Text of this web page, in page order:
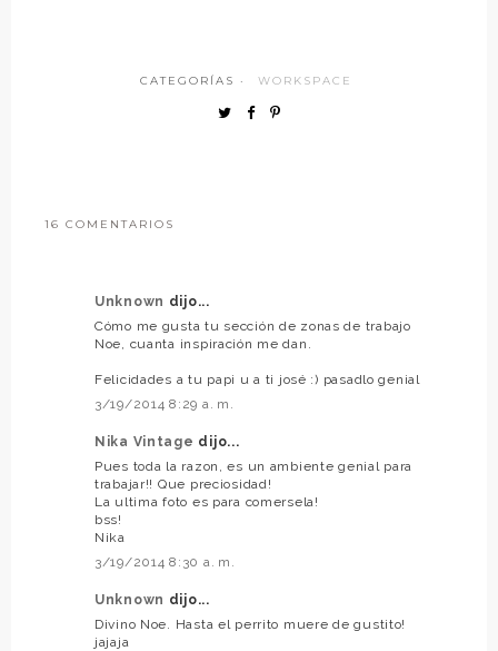
CATEGORÍAS · WORKSPACE
16 COMENTARIOS
Unknown dijo...
Cómo me gusta tu sección de zonas de trabajo
Noe, cuanta inspiración me dan.
Felicidades a tu papi u a ti josé :) pasadlo genial
3/19/2014 8:29 a. m.
Nika Vintage dijo...
Pues toda la razon, es un ambiente genial para
trabajar!! Que preciosidad!
La ultima foto es para comersela!
bss!
Nika
3/19/2014 8:30 a. m.
Unknown dijo...
Divino Noe. Hasta el perrito muere de gustito!
jajaja